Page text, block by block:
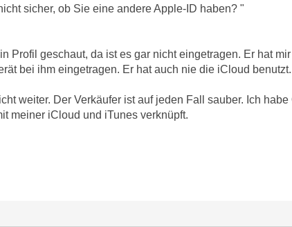
sicher, ob Sie eine andere Apple-ID haben? "
Profil geschaut, da ist es gar nicht eingetragen. Er hat
bei ihm eingetragen. Er hat auch nie die iCloud benutzt.
weiter. Der Verkäufer ist auf jeden Fall sauber. Ich
meiner iCloud und iTunes verknüpft.